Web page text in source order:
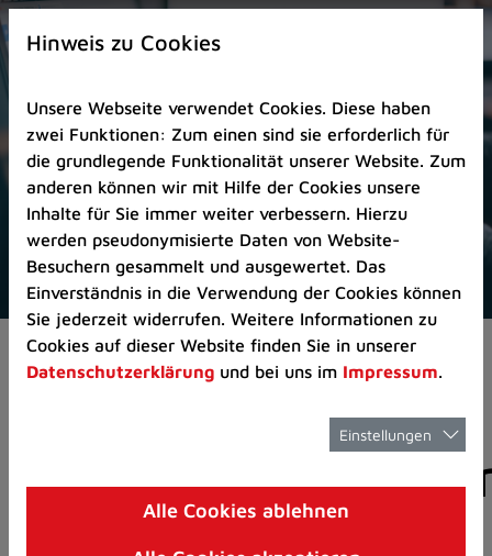
Zur
Startseite
Zum
Seitenanfang
springen
(Schnelltaste
A)
Zur
Navigation/Menü
springen
(Schnelltaste
M)
Zur
8)
Aktuelles Pressemitteilungen
der Stadt
Hinweis zu Cookies
Unsere Webseite verwendet Cookies. Diese haben
zwei Funktionen: Zum einen sind sie erforderlich für
die grundlegende Funktionalität unserer Website. Zum
anderen können wir mit Hilfe der Cookies unsere
Inhalte für Sie immer weiter verbessern. Hierzu
werden pseudonymisierte Daten von Website-
Besuchern gesammelt und ausgewertet. Das
Einverständnis in die Verwendung der Cookies können
Sie jederzeit widerrufen. Weitere Informationen zu
Cookies auf dieser Website finden Sie in unserer
Datenschutzerklärung und bei uns im Impressum.
Einstellungen
Alle Cookies ablehnen